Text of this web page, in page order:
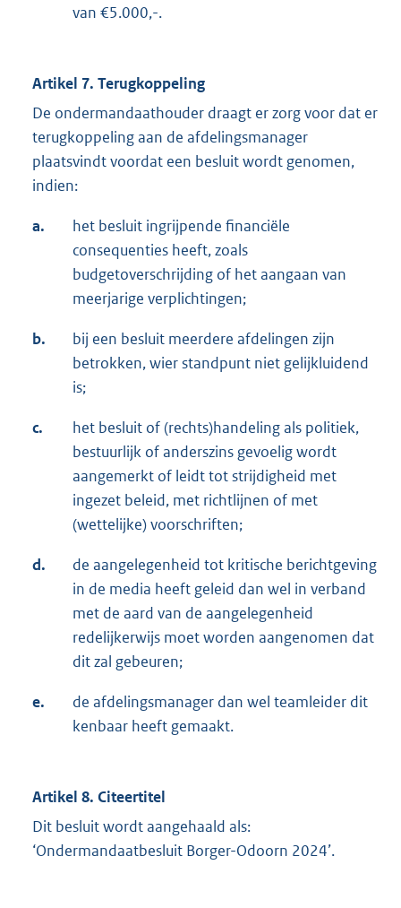
van €5.000,-.
Artikel 7. Terugkoppeling
De ondermandaathouder draagt er zorg voor dat er
terugkoppeling aan de afdelingsmanager
plaatsvindt voordat een besluit wordt genomen,
indien:
a.
het besluit ingrijpende financiële
consequenties heeft, zoals
budgetoverschrijding of het aangaan van
meerjarige verplichtingen;
b.
bij een besluit meerdere afdelingen zijn
betrokken, wier standpunt niet gelijkluidend
is;
c.
het besluit of (rechts)handeling als politiek,
bestuurlijk of anderszins gevoelig wordt
aangemerkt of leidt tot strijdigheid met
ingezet beleid, met richtlijnen of met
(wettelijke) voorschriften;
d.
de aangelegenheid tot kritische berichtgeving
in de media heeft geleid dan wel in verband
met de aard van de aangelegenheid
redelijkerwijs moet worden aangenomen dat
dit zal gebeuren;
e.
de afdelingsmanager dan wel teamleider dit
kenbaar heeft gemaakt.
Artikel 8. Citeertitel
Dit besluit wordt aangehaald als:
‘Ondermandaatbesluit Borger-Odoorn 2024’.